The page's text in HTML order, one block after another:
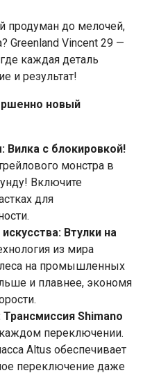
продуман до мелочей,
Greenland Vincent 29 —
каждая деталь
и результат!
новый
Вилка с блокировкой!
монстра в
Включите
для
Втулки на
из мира
на промышленных
и плавнее, экономя
Shimano
переключении.
Altus обеспечивает
переключение даже